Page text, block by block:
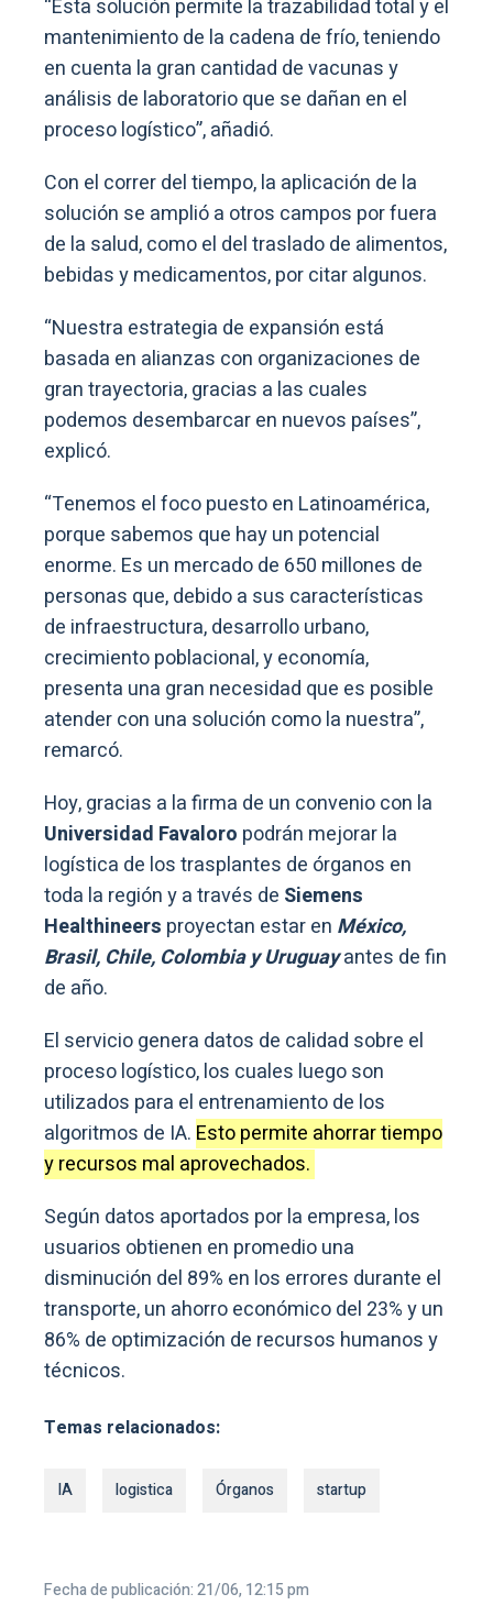
“Esta solución permite la trazabilidad total y el
mantenimiento de la cadena de frío, teniendo
en cuenta la gran cantidad de vacunas y
análisis de laboratorio que se dañan en el
proceso logístico”, añadió.
Con el correr del tiempo, la aplicación de la
solución se amplió a otros campos por fuera
de la salud, como el del traslado de alimentos,
bebidas y medicamentos, por citar algunos.
“Nuestra estrategia de expansión está
basada en alianzas con organizaciones de
gran trayectoria, gracias a las cuales
podemos desembarcar en nuevos países”,
explicó.
“Tenemos el foco puesto en Latinoamérica,
porque sabemos que hay un potencial
enorme. Es un mercado de 650 millones de
personas que, debido a sus características
de infraestructura, desarrollo urbano,
crecimiento poblacional, y economía,
presenta una gran necesidad que es posible
atender con una solución como la nuestra”,
remarcó.
Hoy, gracias a la firma de un convenio con la
Universidad Favaloro podrán mejorar la
logística de los trasplantes de órganos en
toda la región y a través de Siemens
Healthineers proyectan estar en México,
Brasil, Chile, Colombia y Uruguayantes de fin
de año.
El servicio genera datos de calidad sobre el
proceso logístico, los cuales luego son
utilizados para el entrenamiento de los
algoritmos de IA. Esto permite ahorrar tiempo
y recursos mal aprovechados.
Según datos aportados por la empresa, los
usuarios obtienen en promedio una
disminución del 89% en los errores durante el
transporte, un ahorro económico del 23% y un
86% de optimización de recursos humanos y
técnicos.
Temas relacionados:
IA logistica Órganos startup
Fecha de publicación: 21/06, 12:15 pm